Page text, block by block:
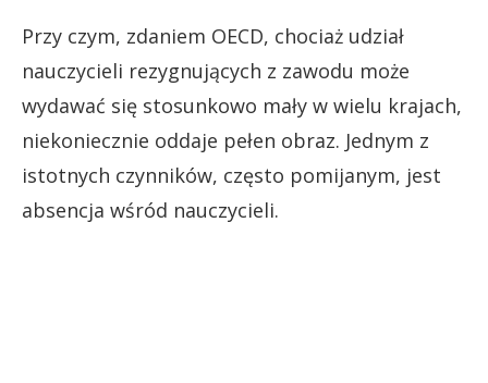
Przy czym, zdaniem OECD, chociaż udział
nauczycieli rezygnujących z zawodu może
wydawać się stosunkowo mały w wielu krajach,
niekoniecznie oddaje pełen obraz. Jednym z
istotnych czynników, często pomijanym, jest
absencja wśród nauczycieli.